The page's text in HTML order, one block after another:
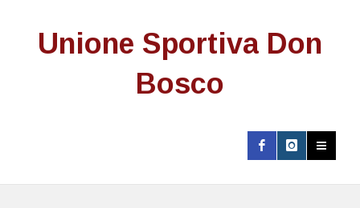
Unione Sportiva Don
Bosco